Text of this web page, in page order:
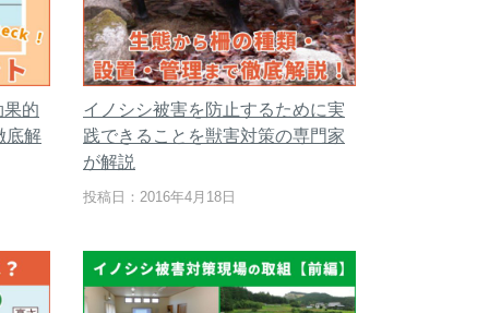
的
底解
イノシシ被害を防止するために実
践できることを獣害対策の専門家
が解説
投稿日：2016年4月18日